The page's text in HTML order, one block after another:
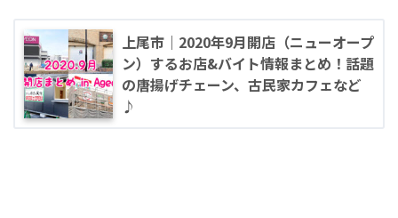
上尾市｜2020年9月開店（ニューオープ
ン）するお店&バイト情報まとめ！話題
の唐揚げチェーン、古民家カフェなど
♪